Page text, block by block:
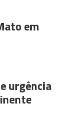
em
urgência